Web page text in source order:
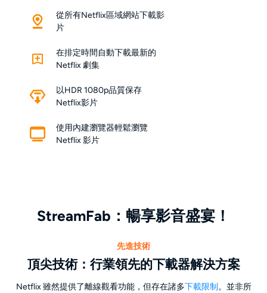
從所有Netflix區域網站下載影
片
在排定時間自動下載最新的
Netflix 劇集
以HDR 1080p品質保存
Netflix影片
使用內建瀏覽器輕鬆瀏覽
Netflix 影片
StreamFab：暢享影音盛宴！
先進技術
頂尖技術：行業領先的下載器解決方案
Netflix 雖然提供了離線觀看功能，但存在諸多下載限制 。並非所